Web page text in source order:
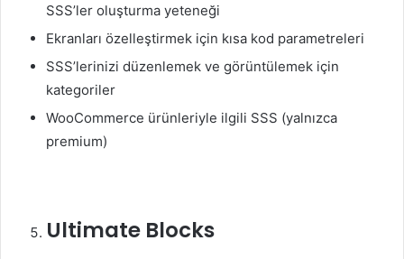
SSS’ler oluşturma yeteneği
Ekranları özelleştirmek için kısa kod parametreleri
SSS’lerinizi düzenlemek ve görüntülemek için
kategoriler
WooCommerce ürünleriyle ilgili SSS (yalnızca
premium)
Ultimate Blocks